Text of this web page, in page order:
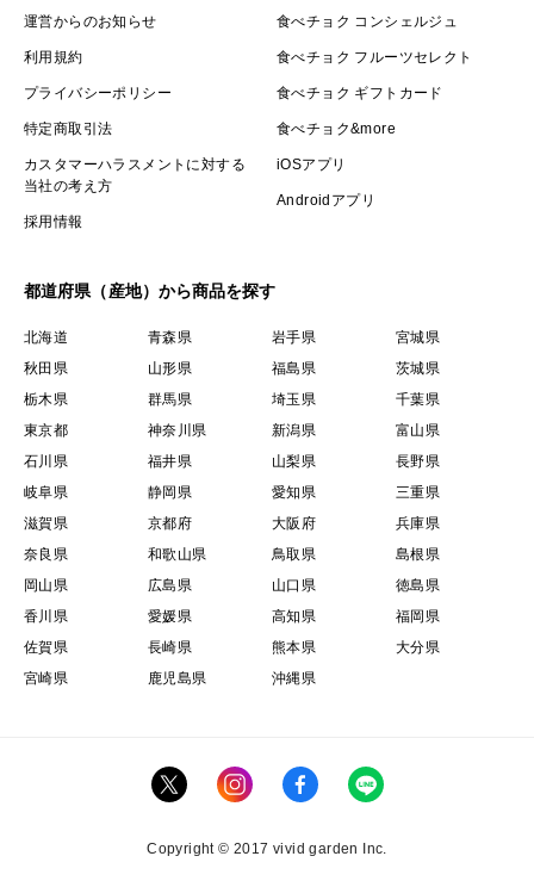
運営からのお知らせ
利用規約
プライバシーポリシー
特定商取引法
カスタマーハラスメントに対する
当社の考え方
採用情報
食べチョク コンシェルジュ
食べチョク フルーツセレクト
食べチョク ギフトカード
食べチョク&more
iOSアプリ
Androidアプリ
都道府県（産地）から商品を探す
北海道 青森県 岩手県
宮城県
秋田県
山形県 福島県
茨城県
栃木県
群馬県 埼玉県
千葉県
東京都
神奈川県 新潟県
富山県
石川県
福井県 山梨県
長野県
岐阜県
静岡県 愛知県
三重県
滋賀県
京都府 大阪府
兵庫県
奈良県
和歌山県 鳥取県
島根県
岡山県
広島県 山口県
徳島県
香川県
愛媛県 高知県
福岡県
佐賀県
長崎県 熊本県
大分県
宮崎県
鹿児島県 沖縄県
Copyright © 2017 vivid garden Inc.